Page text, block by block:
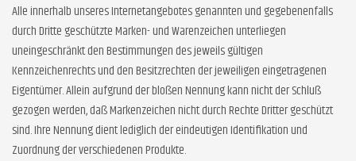
Alle innerhalb unseres Internetangebotes genannten und gegebenenfalls
durch Dritte geschützte Marken- und Warenzeichen unterliegen
uneingeschränkt den Bestimmungen des jeweils gültigen
Kennzeichenrechts und den Besitzrechten der jeweiligen eingetragenen
Eigentümer. Allein aufgrund der bloßen Nennung kann nicht der Schluß
gezogen werden, daß Markenzeichen nicht durch Rechte Dritter geschützt
sind. Ihre Nennung dient lediglich der eindeutigen Identifikation und
Zuordnung der verschiedenen Produkte.